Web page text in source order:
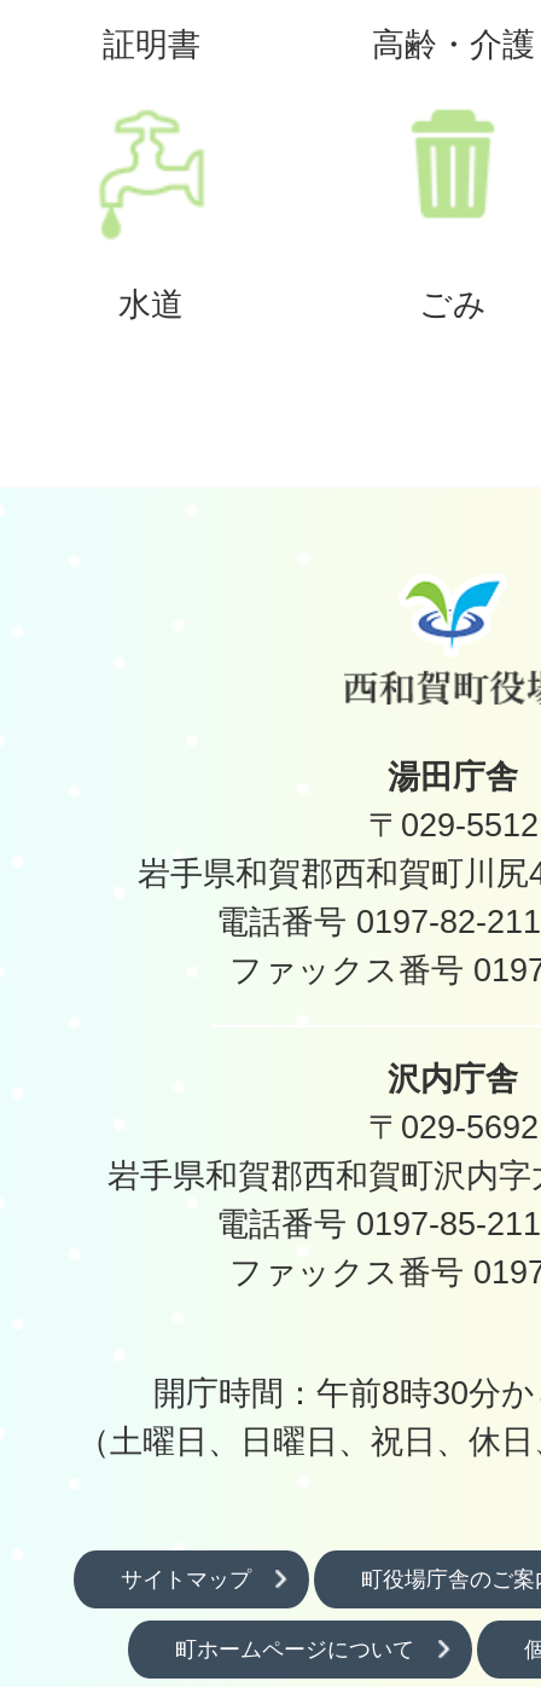
証明書 高齢・介護
水道 ごみ
湯田庁舎
〒029-5512
岩手県和賀郡西和賀町川
電話番号 0197-82-
ファックス番号
沢内庁舎
〒029-5692
岩手県和賀郡西和賀町沢内
電話番号 0197-85-
ファックス番号
開庁時間：午前8時30分
（土曜日、日曜日、祝日、休
サイトマップ 町役場庁舎のご案
町ホームページについて